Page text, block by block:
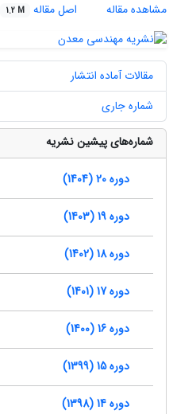
مشاهده مقاله
اصل مقاله 1.2 M
مقالات آماده انتشار
شماره جاری
شماره‌های پیشین نشریه
دوره 20 (1404)
دوره 19 (1403)
دوره 18 (1402)
دوره 17 (1401)
دوره 16 (1400)
دوره 15 (1399)
دوره 14 (1398)